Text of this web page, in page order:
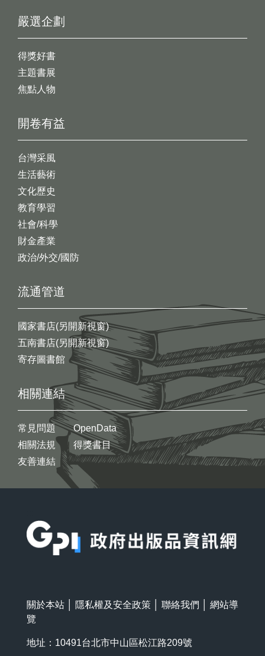
開卷有益
台灣采風
生活藝術
文化歷史
教育學習
社會/科學
財金產業
政治/外交/國防
嚴選企劃
得獎好書
主題書展
焦點人物
流通管道
國家書店(另開新視窗)
五南書店(另開新視窗)
寄存圖書館
相關連結
常見問題
相關法規
友善連結
OpenData
得獎書目
關於本站 隱私權及安全政策 聯絡我們
網站導
覽
地址：10491台北市中山區松江路209號